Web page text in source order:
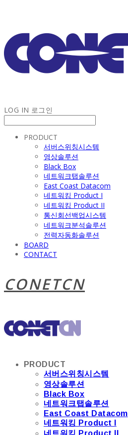
LOG IN 로그인
PRODUCT
서버스위칭시스템
영상솔루션
Black Box
네트워크탭솔루션
East Coast Datacom
네트워킹 Product I
네트워킹 Product II
통신회선백업시스템
네트워크분석솔루션
전력자동화솔루션
BOARD
CONTACT
CONETCN
PRODUCT
서버스위칭시스템
영상솔루션
Black Box
네트워크탭솔루션
East Coast Datacom
네트워킹 Product I
네트워킹 Product II